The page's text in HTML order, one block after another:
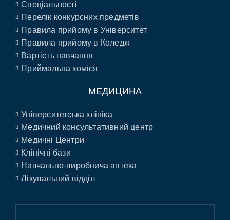
Спеціальності
Перелік конкурсних предметів
Правила прийому в Університет
Правила прийому в Коледж
Вартість навчання
Приймальна коміся
МЕДИЦИНА
Університетська клініка
Медичний консультативний центр
Медичні Центри
Клінічні бази
Навчально-виробнича аптека
Лікувальний відділ